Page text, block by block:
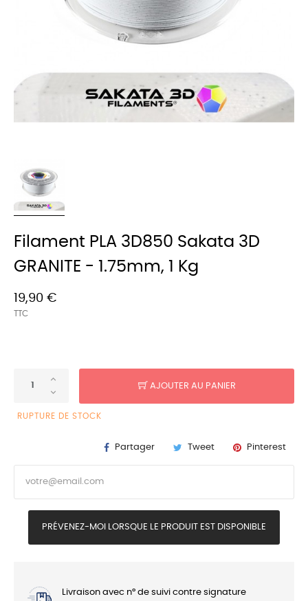
Filament PLA 3D850 Sakata 3D
GRANITE - 1.75mm, 1 Kg
19,90 €
TTC
AJOUTER AU PANIER
RUPTURE DE STOCK
Partager Tweet Pinterest
PRÉVENEZ-MOI LORSQUE LE PRODUIT EST DISPONIBLE
Livraison avec n° de suivi contre signature